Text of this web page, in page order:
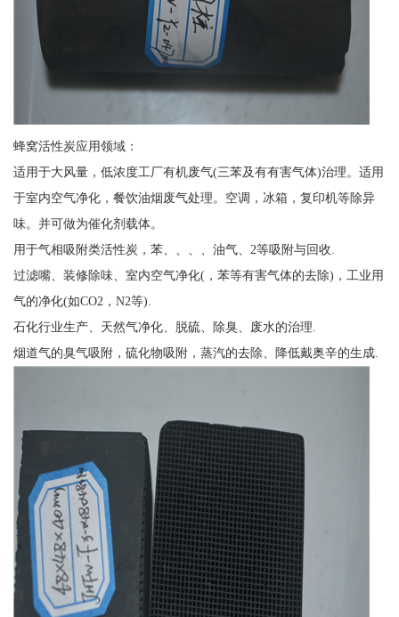
蜂窝活性炭应用领域：
适用于大风量，低浓度工厂有机废气(三苯及有有害气体)治理。适用
于室内空气净化，餐饮油烟废气处理。空调，冰箱，复印机等除异
味。并可做为催化剂载体。
用于气相吸附类活性炭，苯、、、、油气、2等吸附与回收.
过滤嘴、装修除味、室内空气净化(，苯等有害气体的去除)，工业用
气的净化(如CO2，N2等).
石化行业生产、天然气净化、脱硫、除臭、废水的治理.
烟道气的臭气吸附，硫化物吸附，蒸汽的去除、降低戴奥辛的生成.